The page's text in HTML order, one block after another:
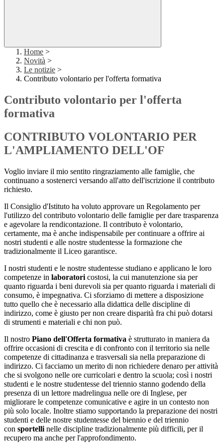
Home >
Novità >
Le notizie >
Contributo volontario per l'offerta formativa
Contributo volontario per l'offerta
formativa
CONTRIBUTO VOLONTARIO PER
L'AMPLIAMENTO DELL'OF
Voglio inviare il mio sentito ringraziamento alle famiglie, che
continuano a sostenerci versando all'atto dell'iscrizione il contributo
richiesto.
Il Consiglio d'Istituto ha voluto approvare un Regolamento per
l'utilizzo del contributo volontario delle famiglie per dare trasparenza
e agevolare la rendicontazione. Il contributo è volontario,
certamente, ma è anche indispensabile per continuare a offrire ai
nostri studenti e alle nostre studentesse la formazione che
tradizionalmente il Liceo garantisce.
I nostri studenti e le nostre studentesse studiano e applicano le loro
competenze in laboratori costosi, la cui manutenzione sia per
quanto riguarda i beni durevoli sia per quanto riguarda i materiali di
consumo, è impegnativa. Ci sforziamo di mettere a disposizione
tutto quello che è necessario alla didattica delle discipline di
indirizzo, come è giusto per non creare disparità fra chi può dotarsi
di strumenti e materiali e chi non può.
Il nostro Piano dell'Offerta formativa è strutturato in maniera da
offrire occasioni di crescita e di confronto con il territorio sia nelle
competenze di cittadinanza e trasversali sia nella preparazione di
indirizzo. Ci facciamo un merito di non richiedere denaro per attività
che si svolgono nelle ore curricolari e dentro la scuola; così i nostri
studenti e le nostre studentesse del triennio stanno godendo della
presenza di un lettore madrelingua nelle ore di Inglese, per
migliorare le competenze comunicative e agire in un contesto non
più solo locale. Inoltre stiamo supportando la preparazione dei nostri
studenti e delle nostre studentesse del biennio e del triennio
con sportelli nelle discipline tradizionalmente più difficili, per il
recupero ma anche per l'approfondimento.